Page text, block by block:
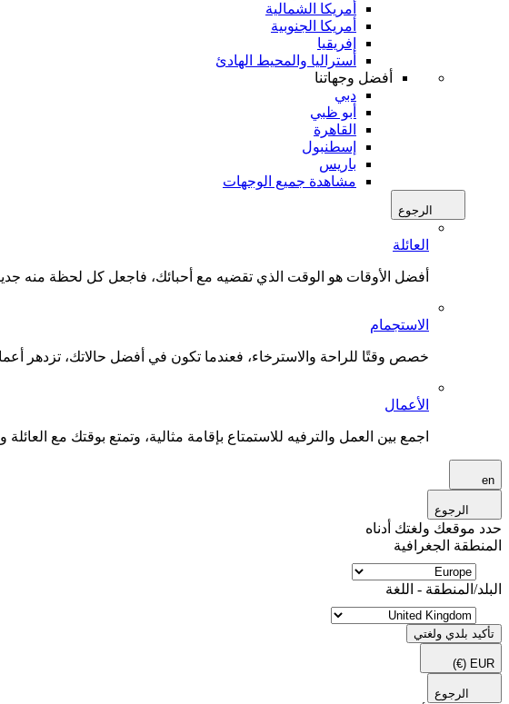
أمريكا الشمالية
أمريكا الجنوبية
إفريقيا
أستراليا والمحيط الهادئ
أفضل وجهاتنا
دبي
أبو ظبي
القاهرة
إسطنبول
باريس
مشاهدة جميع الوجهات
الرجوع
العائلة
أفضل الأوقات هو الوقت الذي تقضيه مع أحبائك، فاجعل كل لحظة منه
الاستجمام
خصص وقتًا للراحة والاسترخاء، فعندما تكون في أفضل حالاتك، تزدهر
الأعمال
اجمع بين العمل والترفيه للاستمتاع بإقامة مثالية، وتمتع بوقتك مع العائلة
en
الرجوع
حدد موقعك ولغتك أدناه
المنطقة الجغرافية
البلد/المنطقة - اللغة
تأكيد بلدي ولغتي
EUR
(€)
الرجوع